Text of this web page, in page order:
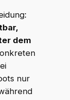
dem
nur